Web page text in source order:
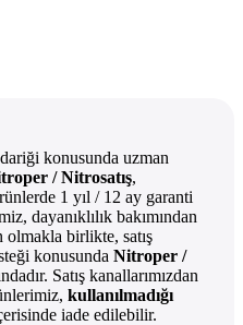
konusunda uzman
/ Nitrosatış,
1 yıl / 12 ay garanti
dayanıklılık bakımından
olmakla birlikte, satış
konusunda Nitroper /
Satış kanallarımızdan
kullanılmadığı
iade edilebilir.